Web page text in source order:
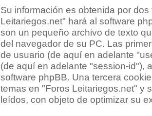
Su información es obtenida por
Leitariegos.net" hará al software
son un pequeño archivo de texto
del navegador de su PC. Las
de usuario (de aquí en adelante
(de aquí en adelante "session-id"),
software phpBB. Una tercera
temas en "Foros Leitariegos.net" y
leídos, con objeto de optimizar su